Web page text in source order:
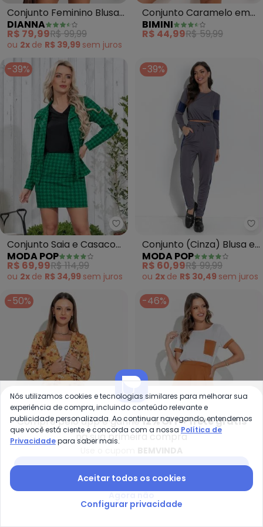
Conjunto Feminino Blusa
com Shorts (Azul)
DIANNA
R$ 79,99R$ 99,99
ou 2x de R$ 39,99 sem juros
Conjunto Caramelo em
Ribana Canelada
BIMINI
R$ 44,99R$ 59,99
-39%
Moda Pop - Conjunto Saia e
Conjunto Saia e Casaco
(Pied Poule Verde)
MODA POP
R$ 69,99R$ 114,99
ou 2x de R$ 34,99 sem juros
-39%
Conjunto (Cinza) Blusa e
Calça
MODA POP
R$ 60,99R$ 99,99
ou 2x de R$ 30,49 sem juros
-50%
Conjunto (Floral
Amarelo)
ROSALIE
-46%
Conjunto (Bicolor) com
Bolso
R$ 47,99
Compre pelo app e ganhe12% OFF + frete grátis
na sua primeira compra
Nós utilizamos cookies e tecnologias similares para melhorar sua
experiência de compra, incluindo conteúdo relevante e
publicidade personalizada. Ao continuar navegando, entendemos
que você está ciente e concorda com a nossa Política de
Privacidadepara saber mais.
Aceitar todos os cookies
Configurar privacidade